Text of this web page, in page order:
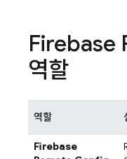
Firebase
역할
역할
Firebase